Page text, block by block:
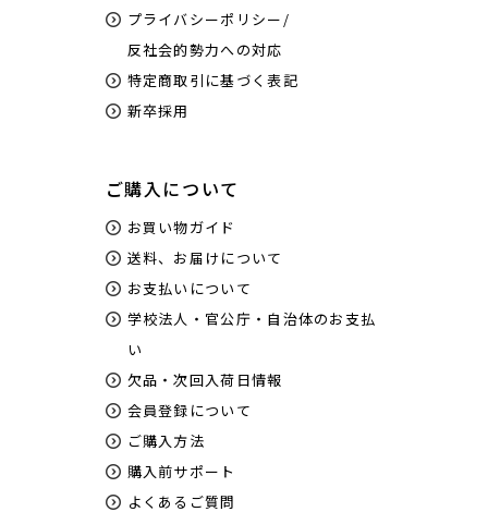
プライバシーポリシー/
反社会的勢力への対応
特定商取引に基づく表記
新卒採用
ご購入について
お買い物ガイド
送料、お届けについて
お支払いについて
学校法人・官公庁・自治体のお支払
い
欠品・次回入荷日情報
会員登録について
ご購入方法
購入前サポート
よくあるご質問